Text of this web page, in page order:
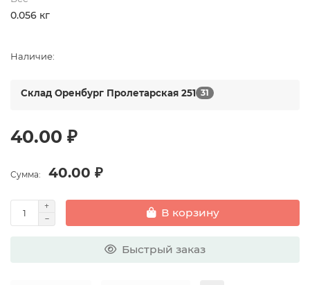
0.056 кг
Наличие:
Склад Оренбург Пролетарская 251 31
40.00 ₽
Сумма: 40.00 ₽
В корзину
Быстрый заказ